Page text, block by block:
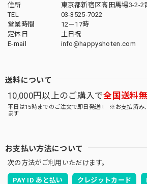
住所
東京都新宿区高田馬場3-2-2
TEL
03-3525-7022
営業時間
12－17時
定休日
土日祝
E-mail
info@happyshoten.com
送料について
10,000円以上のご購入で全国送料
平日は15時までのご注文で即日発送!! ※お支払済み
ます
お支払い方法について
次の方法がご利用いただけます。
PAY ID あと払い クレジットカード